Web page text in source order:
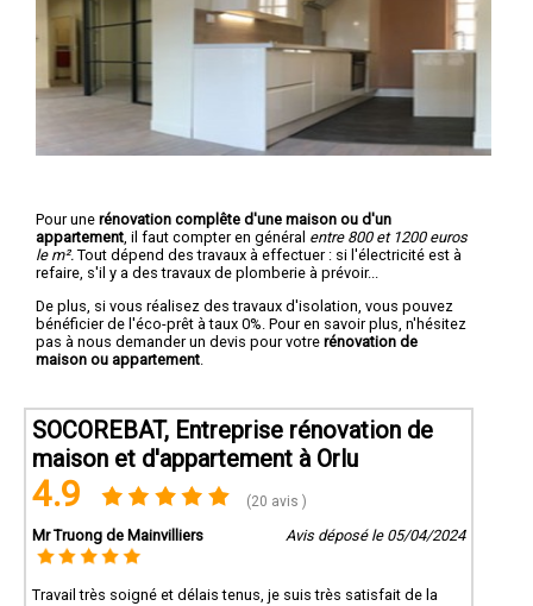
Pour une rénovation complête d'une maison ou d'un
appartement , il faut compter en général entre 800 et 1200 euros
le m². Tout dépend des travaux à effectuer : si l'électricité est à
refaire, s'il y a des travaux de plomberie à prévoir...
De plus, si vous réalisez des travaux d'isolation, vous pouvez
bénéficier de l'éco-prêt à taux 0%. Pour en savoir plus, n'hésitez
pas à nous demander un devis pour votre rénovation de
maison ou appartement
SOCOREBAT, Entreprise rénovation de
maison et d'appartement à Orlu
4.9 (20 avis )
Mr Truong de Mainvilliers Avis déposé le 05/04/2024
Travail très soigné et délais tenus, je suis très satisfait de la